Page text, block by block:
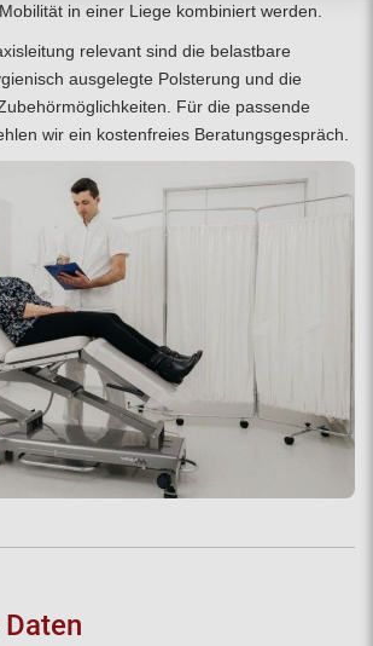
in einer Liege kombiniert werden.
relevant sind die belastbare
ausgelegte Polsterung und die
Für die passende
wir ein kostenfreies Beratungsgespräch.